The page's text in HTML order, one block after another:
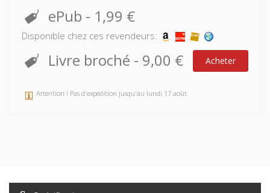
ePub - 1,99 €
Disponible chez ces revendeurs:
Livre broché - 9,00 € Acheter
Attention ! Pas d'expédition jusqu'au lundi 17 août